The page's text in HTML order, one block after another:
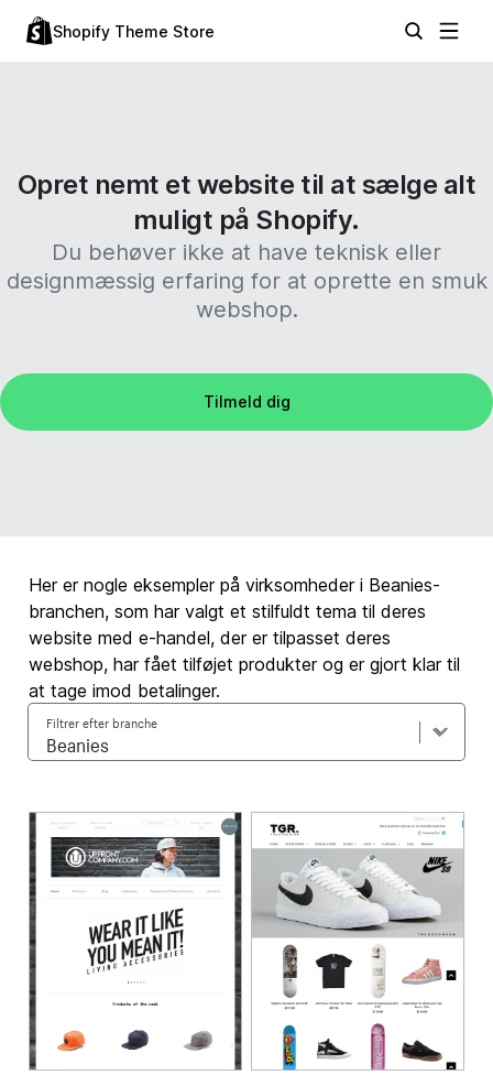
Shopify Theme Store
Opret nemt et website til at sælge alt
muligt på Shopify.
Du behøver ikke at have teknisk eller
designmæssig erfaring for at oprette en smuk
webshop.
Tilmeld dig
Her er nogle eksempler på virksomheder i Beanies-
branchen, som har valgt et stilfuldt tema til deres
website med e-handel, der er tilpasset deres
webshop, har fået tilføjet produkter og er gjort klar til
at tage imod betalinger.
Filtrer efter branche